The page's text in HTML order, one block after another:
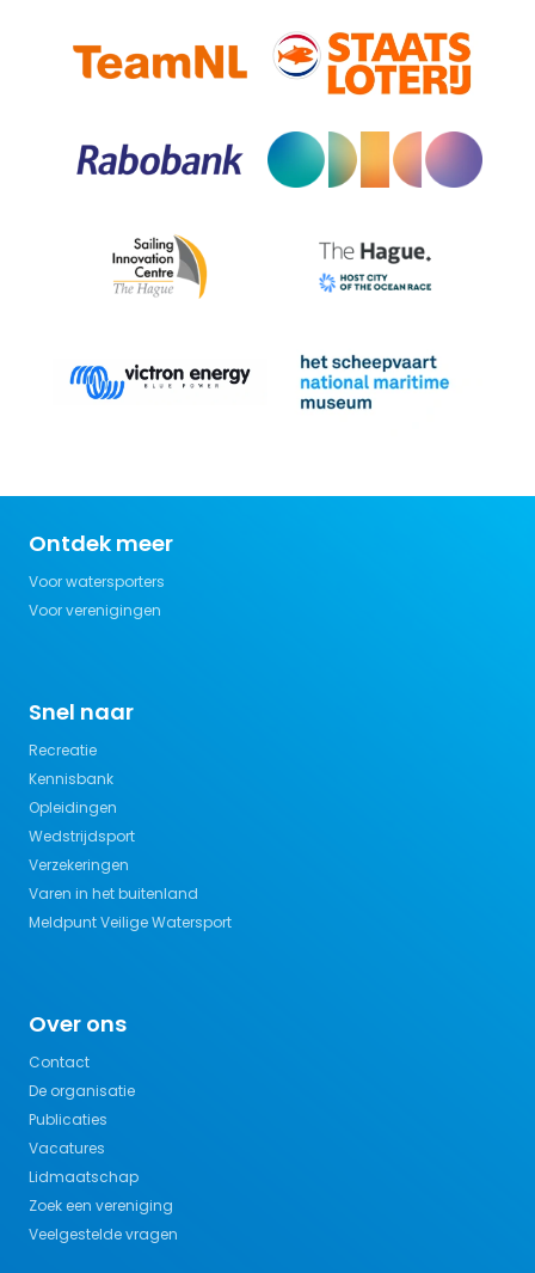
Ontdek meer
Voor watersporters
Voor verenigingen
Snel naar
Recreatie
Kennisbank
Opleidingen
Wedstrijdsport
Verzekeringen
Varen in het buitenland
Meldpunt Veilige Watersport
Over ons
Contact
De organisatie
Publicaties
Vacatures
Lidmaatschap
Zoek een vereniging
Veelgestelde vragen